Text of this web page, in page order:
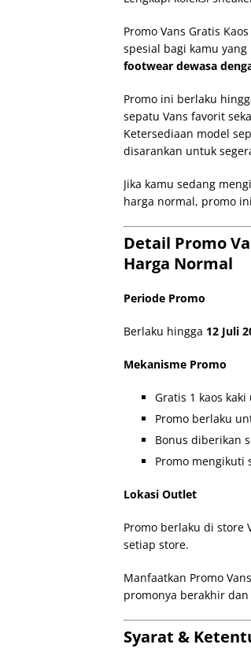
Promo Vans Gratis
spesial bagi kamu
footwear dewasa
Promo ini berlaku
sepatu Vans favorit
Ketersediaan model
disarankan untuk
Jika kamu sedang
harga normal, promo
Detail Promo
Harga Normal
Periode Promo
Berlaku hingga 12 Juli
Mekanisme Promo
Gratis 1 kaos
Promo berlaku
Bonus diberikan
Promo mengikuti
Lokasi Outlet
Promo berlaku di store
setiap store.
Manfaatkan Promo
promonya berakhir
Syarat &